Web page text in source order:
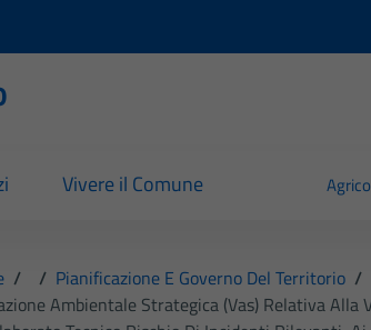
Vivere il Comune
/ / Pianificazione E Governo Del Territorio /
Ambientale Strategica (vas) Relativa